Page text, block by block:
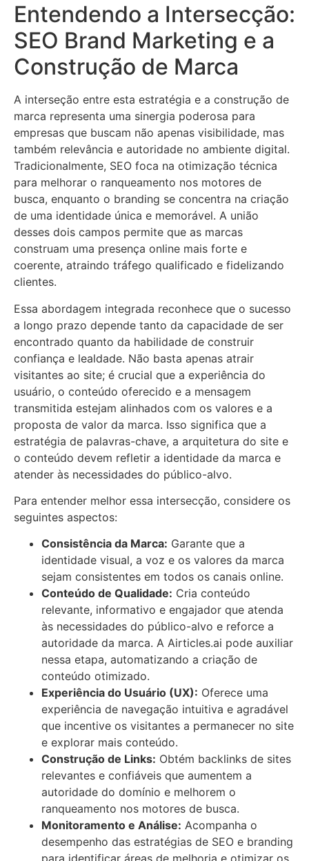
Entendendo a Intersecção:
SEO Brand Marketing e a
Construção de Marca
A interseção entre esta estratégia e a construção de
marca representa uma sinergia poderosa para
empresas que buscam não apenas visibilidade, mas
também relevância e autoridade no ambiente digital.
Tradicionalmente, SEO foca na otimização técnica
para melhorar o ranqueamento nos motores de
busca, enquanto o branding se concentra na criação
de uma identidade única e memorável. A união
desses dois campos permite que as marcas
construam uma presença online mais forte e
coerente, atraindo tráfego qualificado e fidelizando
clientes.
Essa abordagem integrada reconhece que o sucesso
a longo prazo depende tanto da capacidade de ser
encontrado quanto da habilidade de construir
confiança e lealdade. Não basta apenas atrair
visitantes ao site; é crucial que a experiência do
usuário, o conteúdo oferecido e a mensagem
transmitida estejam alinhados com os valores e a
proposta de valor da marca. Isso significa que a
estratégia de palavras-chave, a arquitetura do site e
o conteúdo devem refletir a identidade da marca e
atender às necessidades do público-alvo.
Para entender melhor essa intersecção, considere os
seguintes aspectos:
Consistência da Marca: Garante que a
identidade visual, a voz e os valores da marca
sejam consistentes em todos os canais online.
Conteúdo de Qualidade: Cria conteúdo
relevante, informativo e engajador que atenda
às necessidades do público-alvo e reforce a
autoridade da marca. A Airticles.ai pode auxiliar
nessa etapa, automatizando a criação de
conteúdo otimizado.
Experiência do Usuário (UX): Oferece uma
experiência de navegação intuitiva e agradável
que incentive os visitantes a permanecer no site
e explorar mais conteúdo.
Construção de Links: Obtém backlinks de sites
relevantes e confiáveis que aumentem a
autoridade do domínio e melhorem o
ranqueamento nos motores de busca.
Monitoramento e Análise: Acompanha o
desempenho das estratégias de SEO e branding